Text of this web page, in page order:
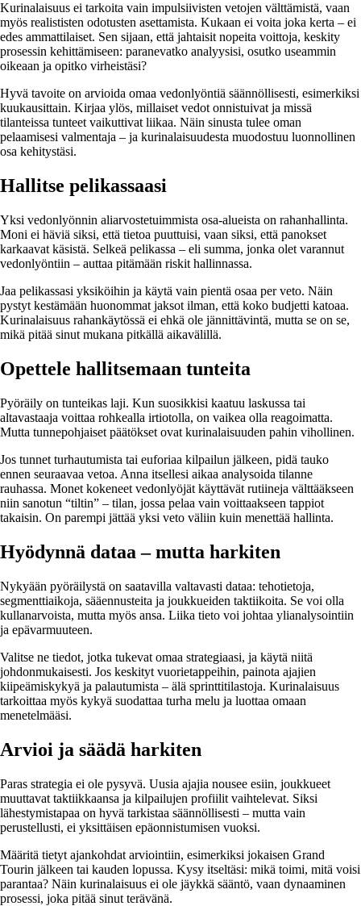
Kurinalaisuus ei tarkoita vain impulsiivisten vetojen välttämistä, vaan
myös realististen odotusten asettamista. Kukaan ei voita joka kerta – ei
edes ammattilaiset. Sen sijaan, että jahtaisit nopeita voittoja, keskity
prosessin kehittämiseen: paranevatko analyysisi, osutko useammin
oikeaan ja opitko virheistäsi?
Hyvä tavoite on arvioida omaa vedonlyöntiä säännöllisesti, esimerkiksi
kuukausittain. Kirjaa ylös, millaiset vedot onnistuivat ja missä
tilanteissa tunteet vaikuttivat liikaa. Näin sinusta tulee oman
pelaamisesi valmentaja – ja kurinalaisuudesta muodostuu luonnollinen
osa kehitystäsi.
Hallitse pelikassaasi
Yksi vedonlyönnin aliarvostetuimmista osa-alueista on rahanhallinta.
Moni ei häviä siksi, että tietoa puuttuisi, vaan siksi, että panokset
karkaavat käsistä. Selkeä pelikassa – eli summa, jonka olet varannut
vedonlyöntiin – auttaa pitämään riskit hallinnassa.
Jaa pelikassasi yksiköihin ja käytä vain pientä osaa per veto. Näin
pystyt kestämään huonommat jaksot ilman, että koko budjetti katoaa.
Kurinalaisuus rahankäytössä ei ehkä ole jännittävintä, mutta se on se,
mikä pitää sinut mukana pitkällä aikavälillä.
Opettele hallitsemaan tunteita
Pyöräily on tunteikas laji. Kun suosikkisi kaatuu laskussa tai
altavastaaja voittaa rohkealla irtiotolla, on vaikea olla reagoimatta.
Mutta tunnepohjaiset päätökset ovat kurinalaisuuden pahin vihollinen.
Jos tunnet turhautumista tai euforiaa kilpailun jälkeen, pidä tauko
ennen seuraavaa vetoa. Anna itsellesi aikaa analysoida tilanne
rauhassa. Monet kokeneet vedonlyöjät käyttävät rutiineja välttääkseen
niin sanotun “tiltin” – tilan, jossa pelaa vain voittaakseen tappiot
takaisin. On parempi jättää yksi veto väliin kuin menettää hallinta.
Hyödynnä dataa – mutta harkiten
Nykyään pyöräilystä on saatavilla valtavasti dataa: tehotietoja,
segmenttiaikoja, sääennusteita ja joukkueiden taktiikoita. Se voi olla
kullanarvoista, mutta myös ansa. Liika tieto voi johtaa ylianalysointiin
ja epävarmuuteen.
Valitse ne tiedot, jotka tukevat omaa strategiaasi, ja käytä niitä
johdonmukaisesti. Jos keskityt vuorietappeihin, painota ajajien
kiipeämiskykyä ja palautumista – älä sprinttitilastoja. Kurinalaisuus
tarkoittaa myös kykyä suodattaa turha melu ja luottaa omaan
menetelmääsi.
Arvioi ja säädä harkiten
Paras strategia ei ole pysyvä. Uusia ajajia nousee esiin, joukkueet
muuttavat taktiikkaansa ja kilpailujen profiilit vaihtelevat. Siksi
lähestymistapaa on hyvä tarkistaa säännöllisesti – mutta vain
perustellusti, ei yksittäisen epäonnistumisen vuoksi.
Määritä tietyt ajankohdat arviointiin, esimerkiksi jokaisen Grand
Tourin jälkeen tai kauden lopussa. Kysy itseltäsi: mikä toimi, mitä voisi
parantaa? Näin kurinalaisuus ei ole jäykkä sääntö, vaan dynaaminen
prosessi, joka pitää sinut terävänä.